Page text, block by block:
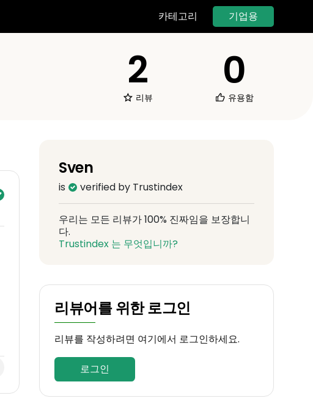
카테고리 기업용
2
리뷰
0
유용함
Sven
is verified by Trustindex
우리는 모든 리뷰가 100% 진짜임을 보장합니
다.
Trustindex 는 무엇입니까?
리뷰어를 위한 로그인
리뷰를 작성하려면 여기에서 로그인하세요.
로그인